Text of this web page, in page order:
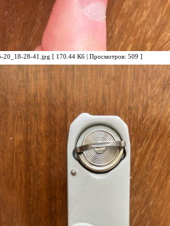
20_18-28-41.jpg [ 170.44 Кб | Просмотров: 509 ]